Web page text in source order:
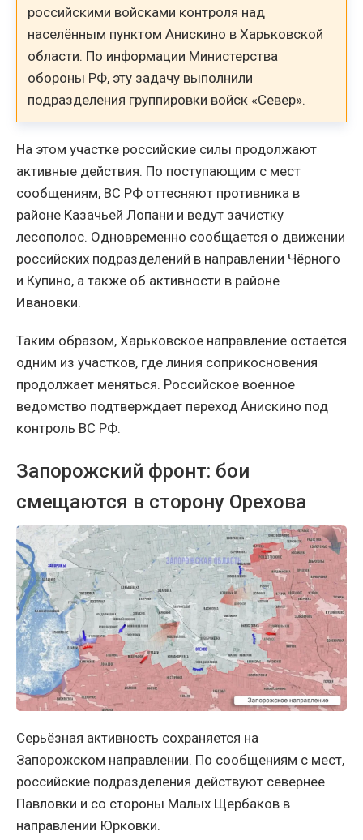
российскими войсками контроля над
населённым пунктом Анискино в Харьковской
области. По информации Министерства
обороны РФ, эту задачу выполнили
подразделения группировки войск «Север».
На этом участке российские силы продолжают
активные действия. По поступающим с мест
сообщениям, ВС РФ оттесняют противника в
районе Казачьей Лопани и ведут зачистку
лесополос. Одновременно сообщается о движении
российских подразделений в направлении Чёрного
и Купино, а также об активности в районе
Ивановки.
Таким образом, Харьковское направление остаётся
одним из участков, где линия соприкосновения
продолжает меняться. Российское военное
ведомство подтверждает переход Анискино под
контроль ВС РФ.
Запорожский фронт: бои
смещаются в сторону Орехова
Серьёзная активность сохраняется на
Запорожском направлении. По сообщениям с мест,
российские подразделения действуют севернее
Павловки и со стороны Малых Щербаков в
направлении Юрковки.